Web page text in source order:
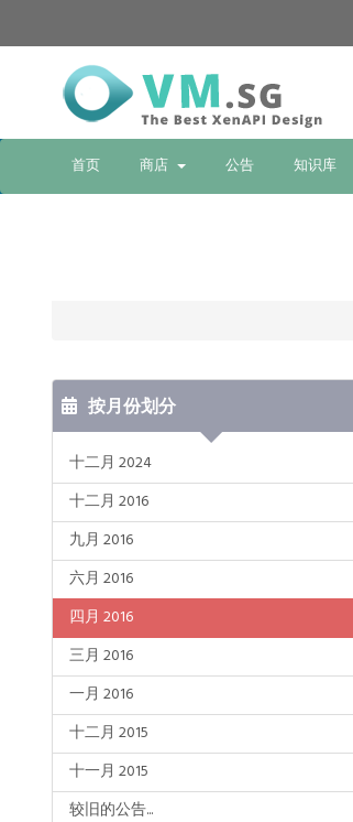
首页 商店 公告 知识库
按月份划分
十二月 2024
十二月 2016
九月 2016
六月 2016
四月 2016
三月 2016
一月 2016
十二月 2015
十一月 2015
较旧的公告...